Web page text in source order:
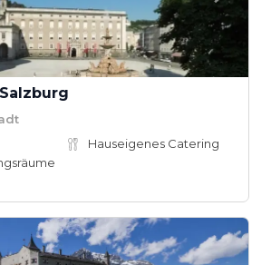
Hauseigenes Catering